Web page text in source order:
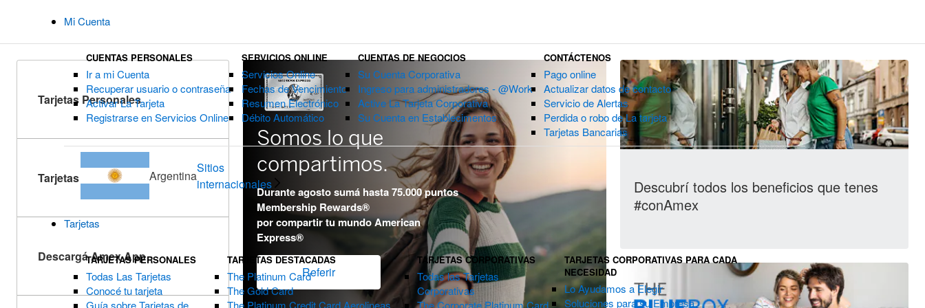
Mi Cuenta
CUENTAS PERSONALES
Ir a mi Cuenta
Recuperar usuario o contraseña
Activar La Tarjeta
Registrarse en Servicios Online
SERVICIOS ONLINE
Servicios Online
Fechas de Vencimiento
Resumen Electrónico
Débito Automático
CUENTAS DE NEGOCIOS
Su Cuenta Corporativa
Ingreso para administradores - @Work
Active La Tarjeta Corporativa
Su Cuenta en Establecimentos
CONTÁCTENOS
Pago online
Actualizar datos de contacto
Servicio de Alertas
Perdida o robo de La tarjeta
Tarjetas Bancarias
Argentina
Sitios
internacionales
Tarjetas
TARJETAS PERSONALES
Todas Las Tarjetas
Conocé tu tarjeta
Guía sobre Tarjetas de
TARJETAS DESTACADAS
The Platinum Card
The Gold Card
The Platinum Credit Card Aerolineas
TARJETAS CORPORATIVAS
Todas las Tarjetas
Corporativas
The Corporate Platinum Card
TARJETAS CORPORATIVAS PARA CADA
NECESIDAD
Lo Ayudamos a Elegir
Soluciones para su Empresa
Tarjetas Personales
Tarjetas Corporativas
Descargá Amex App
Somos lo que
compartimos.
Durante agosto sumá hasta 75.000 puntos
Membership Rewards®
por compartir tu mundo American
Express®
Referir
Descubrí todos los beneficios que tenes
#conAmex